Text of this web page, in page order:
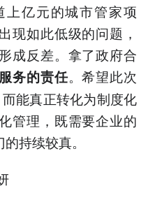
亿元的城市管家项
现如此低级的问题，
成反差。拿了政府合
务的责任。希望此次
能真正转化为制度化
管理，既需要企业的
持续较真。